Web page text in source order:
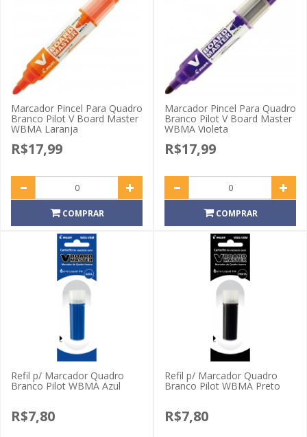
Marcador Pincel Para Quadro
Branco Pilot V Board Master
WBMA Laranja
R$17,99
COMPRAR
Marcador Pincel Para Quadro
Branco Pilot V Board Master
WBMA Violeta
R$17,99
COMPRAR
Refil p/ Marcador Quadro
Branco Pilot WBMA Azul
R$7,80
Refil p/ Marcador Quadro
Branco Pilot WBMA Preto
R$7,80